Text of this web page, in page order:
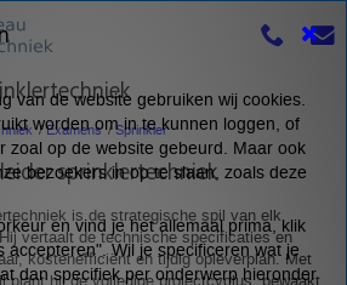
Examens Sprinkler
sprinklertechniek
is de strategische spil van elk
vertaalt de technische specificaties en
kostenefficiënt en tijdig opleverplan. Met
plant hij de volledige projectcyclus, bewaakt
van de website gebruiken wij cookies.
worden om in te kunnen loggen, of
zoal op de website gebeurd. Maar ook
bezoekers in op te slaan, zoals deze
en vind je het allemaal prima, klik
accepteren". Wil je specificeren wat je
dan specifiek per onderwerp hieronder